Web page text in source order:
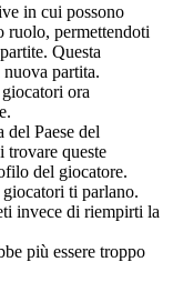
in cui possono
ruolo, permettendoti
Questa
partita.
ora
del Paese del
trovare queste
del giocatore.
ti parlano.
invece di riempirti la
più essere troppo